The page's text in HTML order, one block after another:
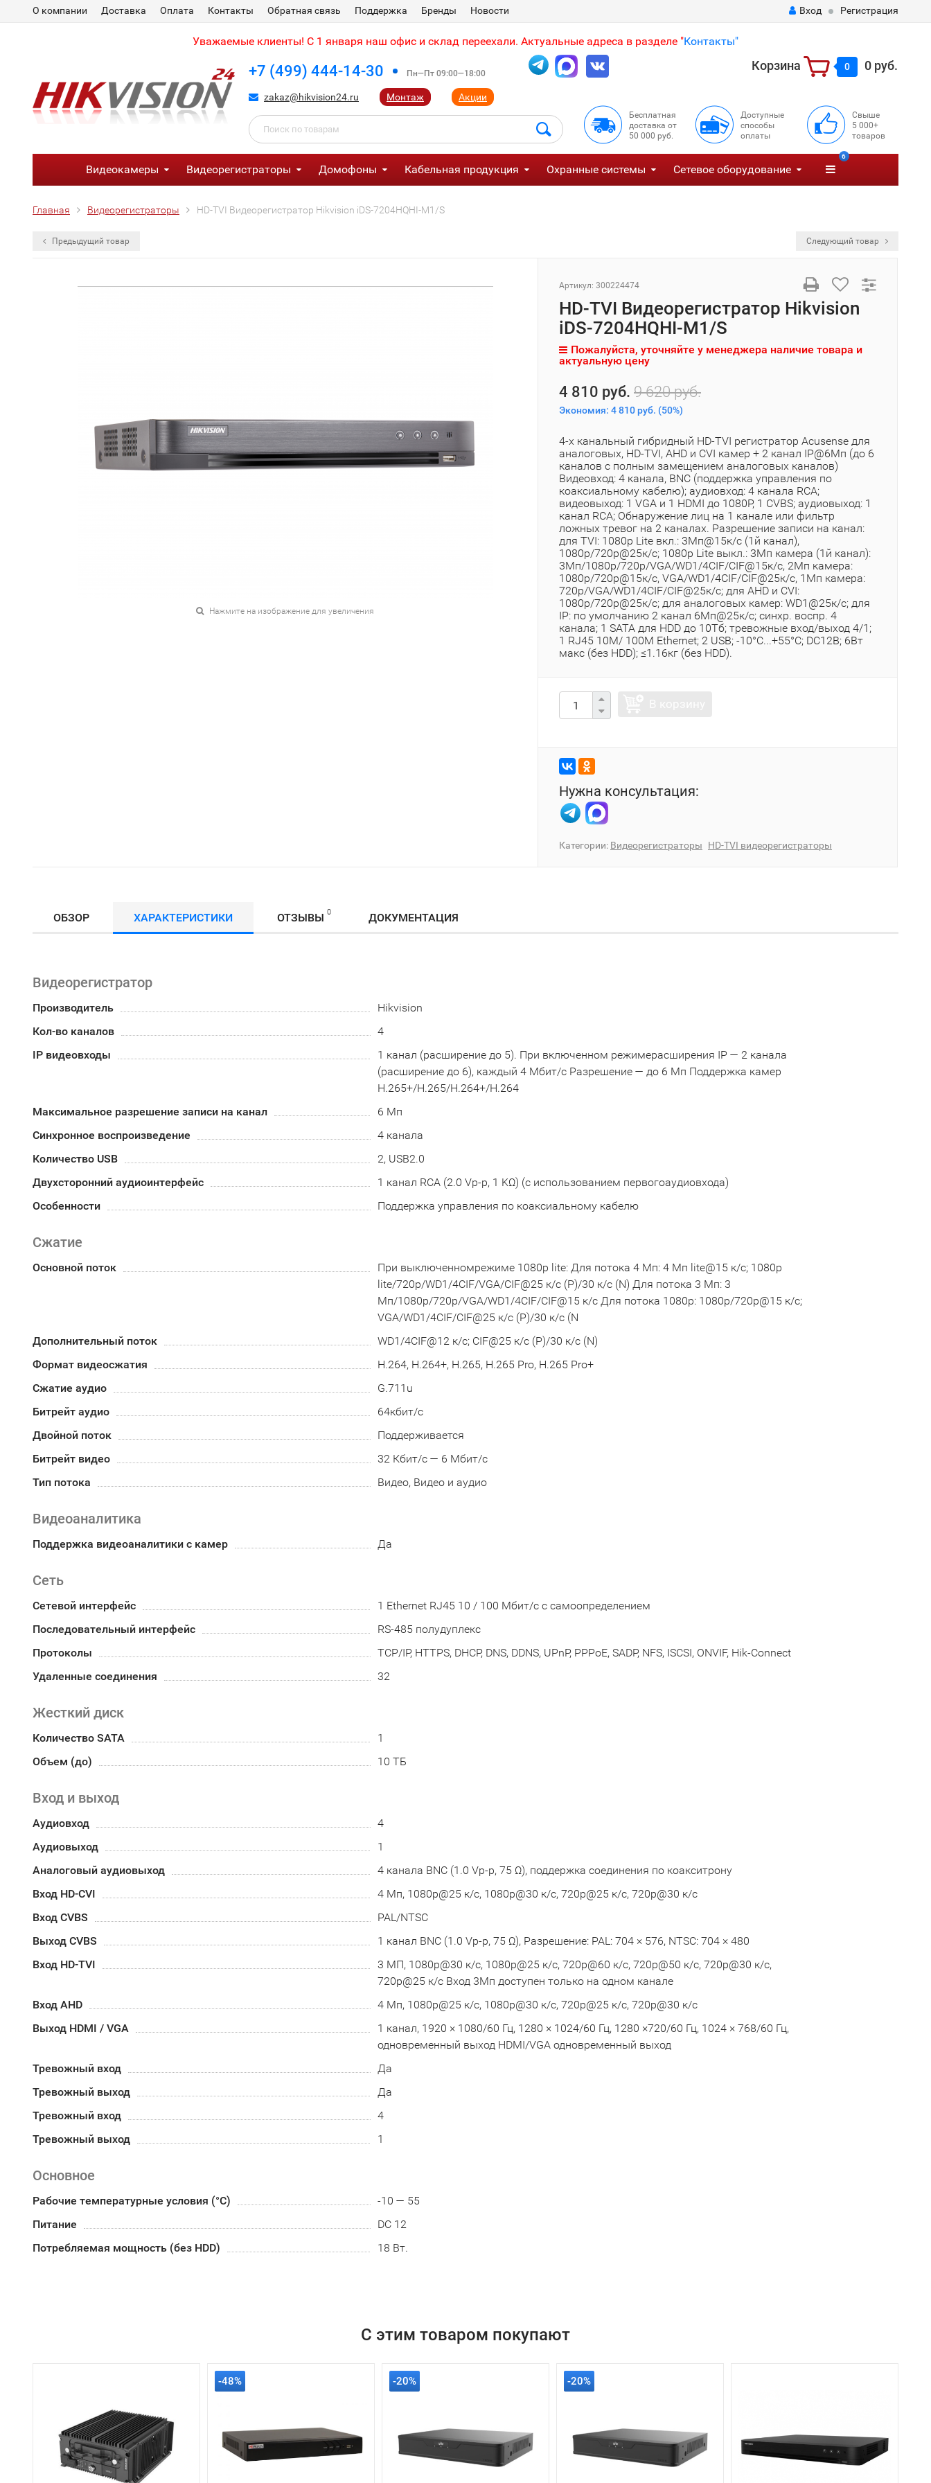
О компании Доставка Оплата Контакты Обратная связь Поддержка Бренды Новости Вход Регистрация
Уважаемые клиенты! С 1 января наш офис и склад переехали. Актуальные адреса в разделе "Контакты"
+7 (499) 444-14-30 Пн—Пт 09:00—18:00
zakaz@hikvision24.ru Монтаж Акции
Корзина 0 0 руб.
Бесплатная
доставка от
50 000 руб.
Доступные
способы
оплаты
Свыше
5 000+
товаров
Видеокамеры Видеорегистраторы Домофоны Кабельная продукция Охранные системы Сетевое оборудование
6
Главная Видеорегистраторы HD-TVI Видеорегистратор Hikvision iDS-7204HQHI-M1/S
Предыдущий товар Следующий товар
Нажмите на изображение для увеличения
Артикул: 300224474
HD-TVI Видеорегистратор Hikvision
iDS-7204HQHI-M1/S
Пожалуйста, уточняйте у менеджера наличие товара и
актуальную цену
4 810 руб. 9 620 руб.
Экономия: 4 810 руб. (50%)
4-х канальный гибридный HD-TVI регистратор Acusense для
аналоговых, HD-TVI, AHD и CVI камер + 2 канал IP@6Мп (до 6
каналов с полным замещением аналоговых каналов)
Видеовход: 4 канала, BNC (поддержка управления по
коаксиальному кабелю); аудиовход: 4 канала RCA;
видеовыход: 1 VGA и 1 HDMI до 1080Р, 1 CVBS; аудиовыход: 1
канал RCA; Обнаружение лиц на 1 канале или фильтр
ложных тревог на 2 каналах. Разрешение записи на канал:
для TVI: 1080p Lite вкл.: 3Мп@15к/с (1й канал),
1080p/720p@25к/с; 1080p Lite выкл.: 3Мп камера (1й канал):
3Мп/1080p/720p/VGA/WD1/4CIF/CIF@15к/с, 2Мп камера:
1080p/720p@15к/с, VGA/WD1/4CIF/CIF@25к/с, 1Мп камера:
720p/VGA/WD1/4CIF/CIF@25к/c; для AHD и CVI:
1080p/720p@25к/с; для аналоговых камер: WD1@25к/с; для
IP: по умолчанию 2 канал 6Мп@25к/с; синхр. воспр. 4
канала; 1 SATA для HDD до 10Тб; тревожные вход/выход 4/1;
1 RJ45 10M/ 100M Ethernet; 2 USB; -10°C...+55°C; DC12В; 6Вт
макс (без HDD); ≤1.16кг (без HDD).
Нужна консультация:
Категории: Видеорегистраторы HD-TVI видеорегистраторы
ОБЗОР ХАРАКТЕРИСТИКИ ОТЗЫВЫ 0 ДОКУМЕНТАЦИЯ
Видеорегистратор
Производитель
Hikvision
Кол-во каналов
4
IP видеовходы
1 канал (расширение до 5). При включенном режимерасширения IP — 2 канала
(расширение до 6), каждый 4 Мбит/с Разрешение — до 6 Мп Поддержка камер
H.265+/H.265/H.264+/H.264
Максимальное разрешение записи на канал
6 Мп
Синхронное воспроизведение
4 канала
Количество USB
2, USB2.0
Двухсторонний аудиоинтерфейс
1 канал RCA (2.0 Vp-p, 1 KΩ) (с использованием первогоаудиовхода)
Особенности
Поддержка управления по коаксиальному кабелю
Сжатие
Основной поток
При выключенномрежиме 1080р lite: Для потока 4 Мп: 4 Мп lite@15 к/с; 1080p
lite/720p/WD1/4CIF/VGA/CIF@25 к/с (P)/30 к/с (N) Для потока 3 Мп: 3
Мп/1080p/720p/VGA/WD1/4CIF/CIF@15 к/с Для потока 1080p: 1080p/720p@15 к/с;
VGA/WD1/4CIF/CIF@25 к/с (P)/30 к/с (N
Дополнительный поток
WD1/4CIF@12 к/с; CIF@25 к/с (P)/30 к/с (N)
Формат видеосжатия
H.264, H.264+, H.265, H.265 Pro, H.265 Pro+
Сжатие аудио
G.711u
Битрейт аудио
64кбит/с
Двойной поток
Поддерживается
Битрейт видео
32 Кбит/с — 6 Мбит/с
Тип потока
Видео, Видео и аудио
Видеоаналитика
Поддержка видеоаналитики с камер Да
Сеть
Сетевой интерфейс
1 Ethernet RJ45 10 / 100 Мбит/с с самоопределением
Последовательный интерфейс
RS-485 полудуплекс
Протоколы
TCP/IP, HTTPS, DHCP, DNS, DDNS, UPnP, PPPoE, SADP, NFS, ISCSI, ONVIF, Hik-Connect
Удаленные соединения
32
Жесткий диск
Количество SATA
1
Объем (до)
10 ТБ
Вход и выход
Аудиовход
4
Аудиовыход
1
Аналоговый аудиовыход
4 канала BNC (1.0 Vp-p, 75 Ω), поддержка соединения по коакситрону
Вход HD-CVI
4 Мп, 1080p@25 к/с, 1080p@30 к/с, 720p@25 к/с, 720p@30 к/с
Вход CVBS
PAL/NTSC
Выход CVBS
1 канал BNC (1.0 Vp-p, 75 Ω), Разрешение: PAL: 704 × 576, NTSC: 704 × 480
Вход HD-TVI
3 МП, 1080p@30 к/с, 1080p@25 к/с, 720p@60 к/с, 720p@50 к/с, 720p@30 к/с,
720p@25 к/с Вход 3Мп доступен только на одном канале
Вход AHD
4 Мп, 1080p@25 к/с, 1080p@30 к/с, 720p@25 к/с, 720p@30 к/с
Выход HDMI / VGA
1 канал, 1920 × 1080/60 Гц, 1280 × 1024/60 Гц, 1280 ×720/60 Гц, 1024 × 768/60 Гц,
одновременный выход HDMI/VGA одновременный выход
Тревожный вход
Да
Тревожный выход
Да
Тревожный вход
4
Тревожный выход
1
Основное
Рабочие температурные условия (°С)
-10 — 55
Питание
DC 12
Потребляемая мощность (без HDD)
18 Вт.
С этим товаром покупают
-48% -20% -20%